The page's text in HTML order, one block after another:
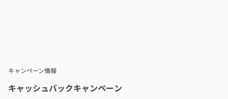
キャンペーン情報
キャッシュバックキャンペーン